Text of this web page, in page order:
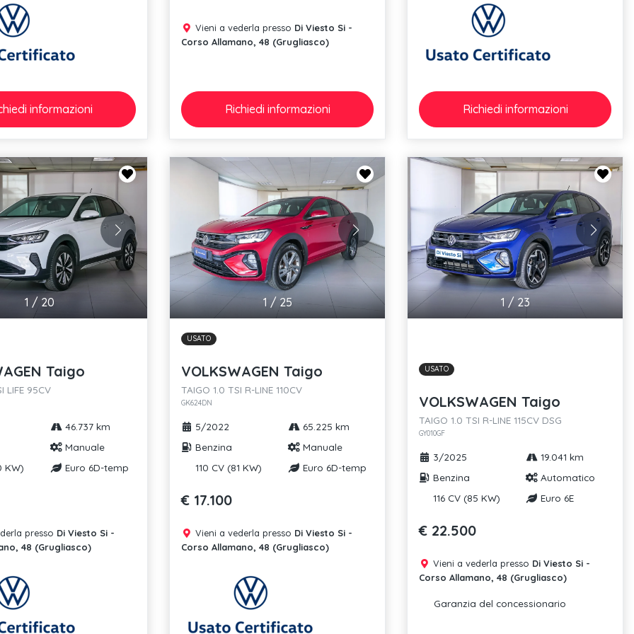
informazioni
Vieni a vederla presso Di Viesto Si -
Corso Allamano, 48 (Grugliasco)
Richiedi informazioni Richiedi informazioni
1 / 20
Taigo
LIFE 95CV
46.737 km
Manuale
KW)
Euro 6D-temp
presso Di Viesto Si -
48 (Grugliasco)
1/ 25
USATO
VOLKSWAGEN Taigo
TAIGO 1.0 TSI R-LINE 110CV
GK624DN
5/2022
65.225 km
Benzina
Manuale
110 CV (81 KW)
Euro 6D-temp
€ 17.100
Vieni a vederla presso Di Viesto Si -
Corso Allamano, 48 (Grugliasco)
1/ 23
USATO
VOLKSWAGEN Taigo
TAIGO 1.0 TSI R-LINE 115CV DSG
GY010GF
3/2025
19.041 km
Benzina
Automatico
116 CV (85 KW)
Euro 6E
€ 22.500
Vieni a vederla presso Di Viesto Si -
Corso Allamano, 48 (Grugliasco)
Garanzia del concessionario